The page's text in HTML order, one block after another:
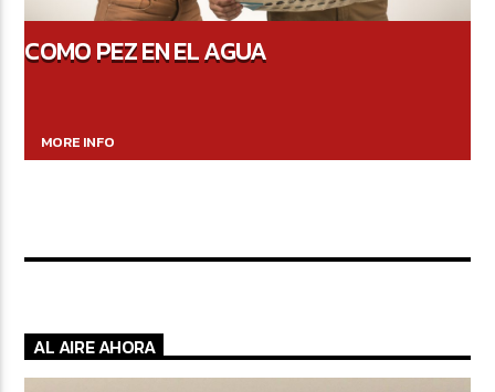
COMO PEZ EN EL AGUA
MORE INFO
AL AIRE AHORA